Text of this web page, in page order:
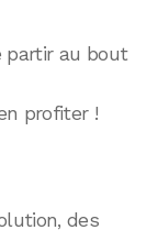
partir au bout
profiter !
des